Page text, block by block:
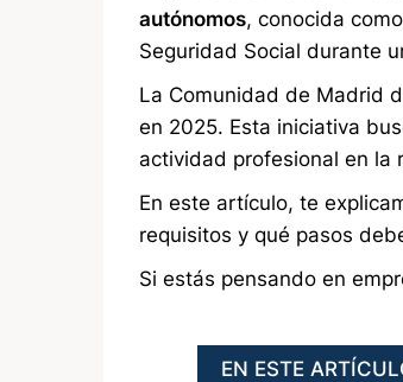
autónomos, conocida como
Seguridad Social durante
La Comunidad de Madrid
en 2025. Esta iniciativa
actividad profesional en la
En este artículo, te
requisitos y qué pasos
Si estás pensando en
EN ESTE